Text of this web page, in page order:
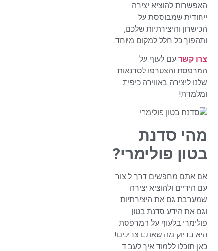
האפשרות להוציא יצירה
ייחודית שמבוססת על
הכישרון והיצירתיות שלכם,
ותהפוך כל חלל למקום מיוחד.
צרו קשר עם לעוף על
המרפסת והצטרפו לסדנאות
שלנו ליצירה באווירה כיפית
ומלמדת!
מהי סדנת
בטון פולימרי?
אם אתם מחפשים דרך ליצור
עם הידיים ולהוציא יצירה
שמערבת גם את היצירתיות
וגם את הידע סדנת בטון
פולימרי בלעוף על המרפסת
היא בדיוק מה שאתם צריכים!
כאן תוכלו ללמוד איך לעבוד